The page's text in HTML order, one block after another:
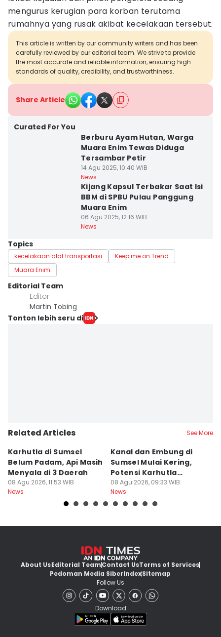
mengurus kerugian para korban terutama
rumahnya yang rusak akibat kecelakaan tersebut.
This article is written by our community writers and has been
carefully reviewed by our editorial team. We strive to provide
the most accurate and reliable information, ensuring high
standards of quality, credibility, and trustworthiness.
Share Article
Curated For You
Berburu Ayam Hutan, Warga
Muara Enim Tewas Diduga
Tersambar Petir
14 Agu 2025, 10:40 WIB
News
Kijang Kapsul Terbakar Saat Isi
BBM di SPBU Pulau Panggung
Muara Enim
06 Agu 2025, 12:16 WIB
News
Topics
kecelakaan alat transportasi
Keep me on Trend
Muara Enim
Editorial Team
Editor
Martin Tobing
Tonton lebih seru di
Related Articles See More
Karhutla di Sumsel
Belum Padam, Api Masih
Menyala di 3 Daerah
08 Agu 2026, 11:53 WIB
News
Kanal dan Embung di
Sumsel Mulai Kering,
Potensi Karhutla
Meningkat
08 Agu 2026, 09:33 WIB
News
About UsEditorial TeamContact UsTerms of Services
Pedoman Media SiberIndexSitemap
Follow Us
Download